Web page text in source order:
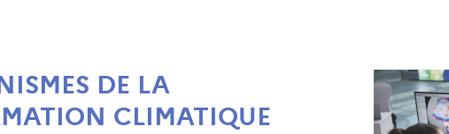
DE LA
CLIMATIQUE